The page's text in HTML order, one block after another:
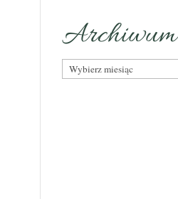
Archiwum
Archiwum